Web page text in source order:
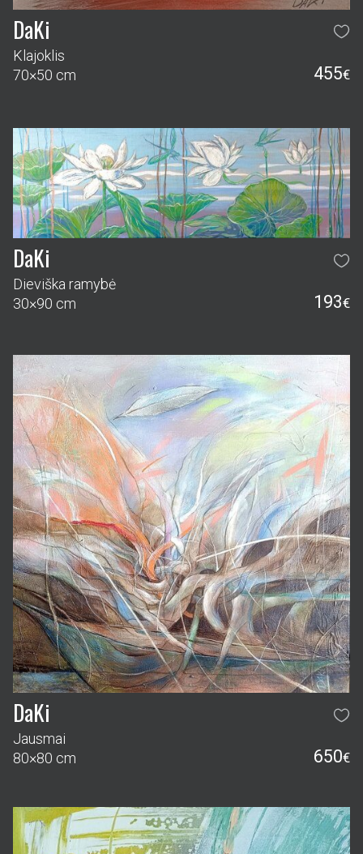
DaKi
Klajoklis
70×50 cm
455€
DaKi
Dieviška ramybė
30×90 cm
193€
DaKi
Jausmai
80×80 cm
650€